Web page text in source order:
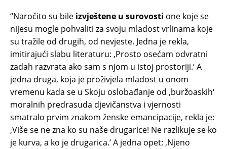
“Naročito su bile izvještene u surovosti one koje se
nijesu mogle pohvaliti za svoju mladost vrlinama koje
su tražile od drugih, od nevjeste. Jedna je rekla,
imitirajući slabu literaturu: ‚Prosto osećam odvratni
zadah razvrata ako sam s njom u istoj prostoriji.‘ A
jedna druga, koja je proživjela mladost u onom
vremenu kada se u Skoju oslobađanje od ‚buržoaskih‘
moralnih predrasuda djevičanstva i vjernosti
smatralo prvim znakom ženske emancipacije, rekla je:
‚Više se ne zna ko su naše drugarice! Ne razlikuje se ko
je kurva, a ko je drugarica.‘ A jedna opet: ‚Njeno